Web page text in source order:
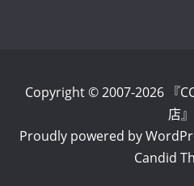
Copyright © 2007-2026 『
店』
Proudly powered by
Candid